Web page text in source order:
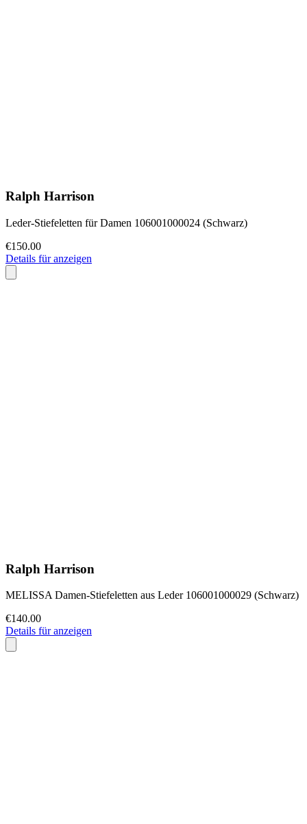
Ralph Harrison
Leder-Stiefeletten für Damen 106001000024 (Schwarz)
€150.00
Details für anzeigen
Ralph Harrison
MELISSA Damen-Stiefeletten aus Leder 106001000029 (Schwarz)
€140.00
Details für anzeigen